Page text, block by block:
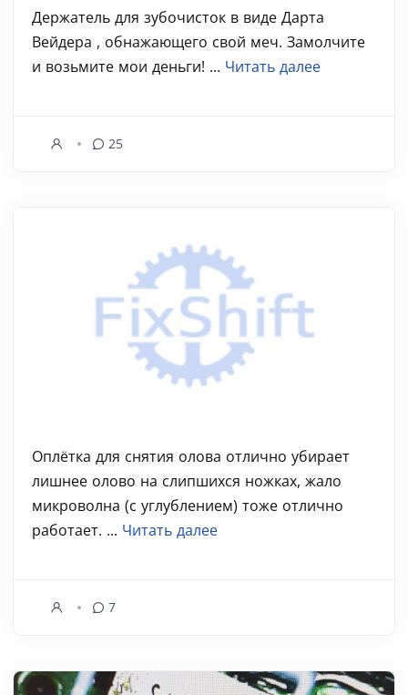
Держатель для зубочисток в виде Дарта
Вейдера , обнажающего свой меч. Замолчите
и возьмите мои деньги! ... Читать далее
25
Оплётка для снятия олова отлично убирает
лишнее олово на слипшихся ножках, жало
микроволна (с углублением) тоже отлично
работает. ... Читать далее
7